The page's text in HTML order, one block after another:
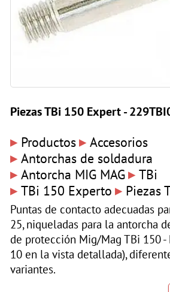
Piezas TBi 150 Expert -
▸ Productos▸ Accesorios
▸ Antorchas de soldadura
▸ Antorcha MIG MAG▸ TBi
▸ TBi 150 Experto ▸ Piezas
Puntas de contacto adecuadas
25, niqueladas para la antorcha
de protección Mig/Mag TBi 150
10 en la vista detallada),
variantes.